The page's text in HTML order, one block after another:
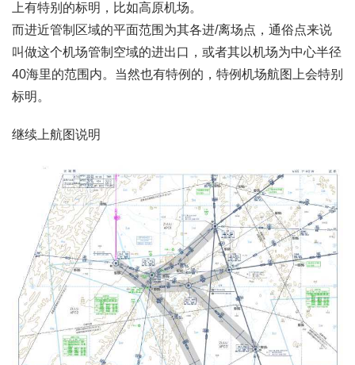
上有特别的标明，比如高原机场。
而进近管制区域的平面范围为其各进/离场点，通俗点来说
叫做这个机场管制空域的进出口，或者其以机场为中心半径
40海里的范围内。当然也有特例的，特例机场航图上会特别
标明。
继续上航图说明